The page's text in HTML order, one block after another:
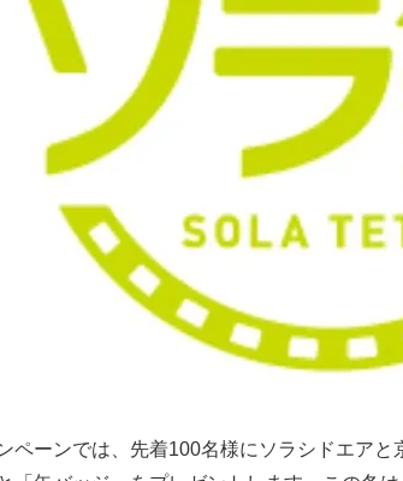
ペーンでは、先着100名様にソラシドエア